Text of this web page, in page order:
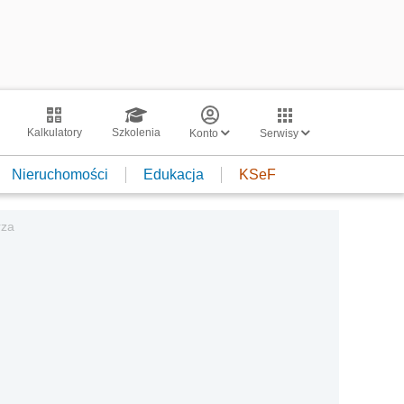
Kalkulatory Szkolenia Konto Serwisy
Nieruchomości Edukacja KSeF